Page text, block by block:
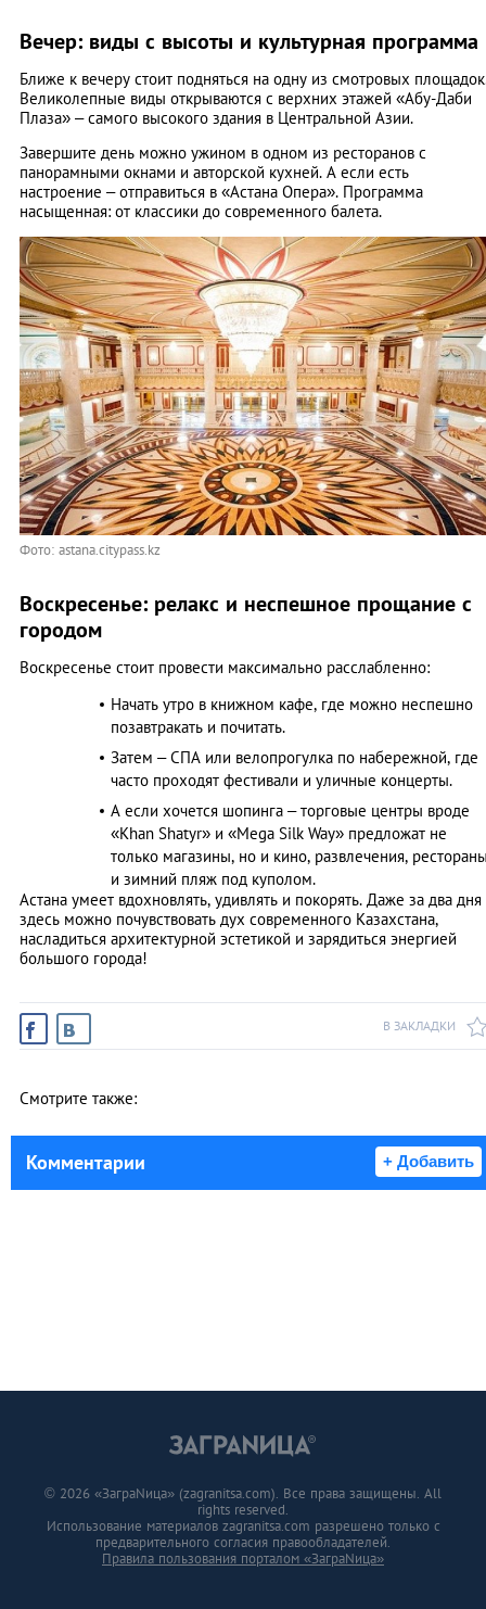
Вечер: виды с высоты и культурная программа
Ближе к вечеру стоит подняться на одну из смотровых
Великолепные виды открываются с верхних этажей «Абу-Даби
Плаза» – самого высокого здания в Центральной Азии.
Завершите день можно ужином в одном из ресторанов с
панорамными окнами и авторской кухней. А если есть
настроение – отправиться в «Астана Опера». Программа
насыщенная: от классики до современного балета.
Фото: astana.citypass.kz
Воскресенье: релакс и неспешное прощание с
городом
Воскресенье стоит провести максимально расслабленно:
Начать утро в книжном кафе, где можно неспешно
позавтракать и почитать.
Затем – СПА или велопрогулка по набережной, где
часто проходят фестивали и уличные концерты.
А если хочется шопинга – торговые центры вроде
«Khan Shatyr» и «Mega Silk Way» предложат не
только магазины, но и кино, развлечения,
и зимний пляж под куполом.
Астана умеет вдохновлять, удивлять и покорять. Даже за два дня
здесь можно почувствовать дух современного Казахстана,
насладиться архитектурной эстетикой и зарядиться энергией
большого города!
В ЗАКЛАДКИ
Смотрите также:
Комментарии + Добавить
© 2026 «ЗаграNица» (zagranitsa.com). Все права защищены. All
rights reserved.
Использование материалов zagranitsa.com разрешено только с
предварительного согласия правообладателей.
Правила пользования порталом «ЗаграNица»